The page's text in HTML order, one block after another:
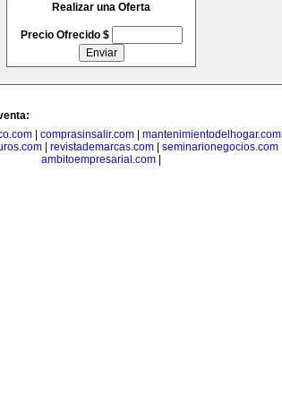
Realizar una Oferta
Precio Ofrecido $
| comprasinsalir.com| mantenimientodelhogar.com|
revistademarcas.com seminarionegocios.com
ambitoempresarial.com